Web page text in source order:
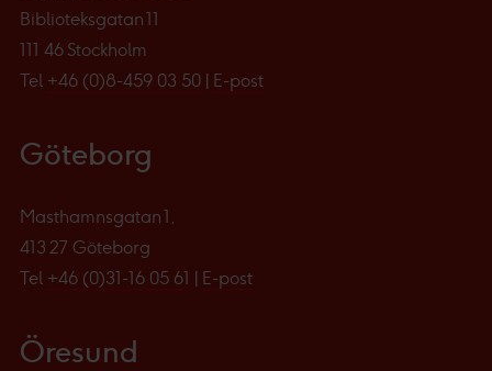
Biblioteksgatan 11
111 46 Stockholm
Tel +46 (0)8-459 03 50 | E-post
Göteborg
Masthamnsgatan 1,
413 27 Göteborg
Tel +46 (0)31-16 05 61 | E-post
Öresund